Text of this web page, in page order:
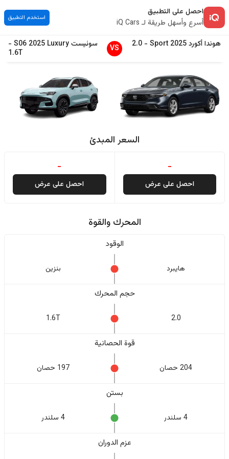
احصل على التطبيق
أسرع وأسهل طريقة لـ iQ Cars
استخدم التطبيق
هونداأكورد2025
Sport
-
2.0
VS سوئیست S06 2025 Luxury
-
1.6T
السعر المبدئ
-
احصل على عرض
-
احصل على عرض
المحرك والقوة
الوقود
هايبرد بنزين
حجم المحرك
2.0
1.6T
قوة الحصانية
204 حصان 197 حصان
بستن
4 سلندر 4 سلندر
عزم الدوران